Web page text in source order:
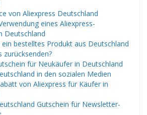
von Aliexpress Deutschland
eines Aliexpress-
Deutschland
ein bestelltes Produkt aus Deutschland
zurücksenden?
für Neukäufer in Deutschland
in den sozialen Medien
von Aliexpress für Käufer in
Gutschein für Newsletter-